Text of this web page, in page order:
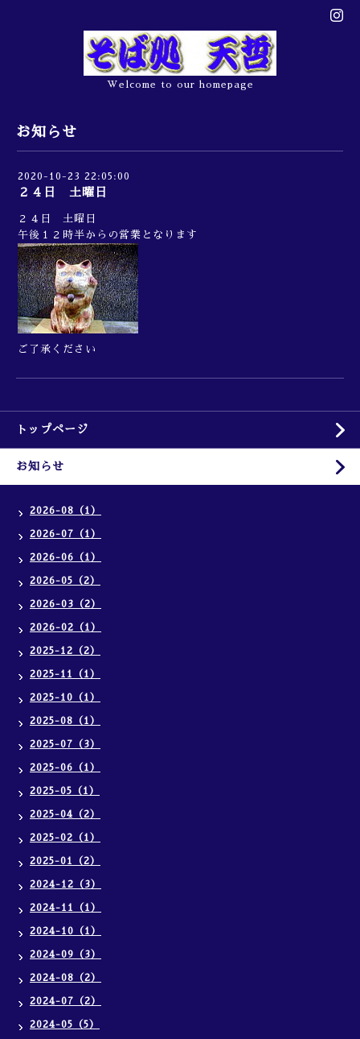
Welcome to our homepage
お知らせ
2020-10-23 22:05:00
２４日 土曜日
２４日 土曜日
午後１２時半からの営業となります
ご了承ください
トップページ
お知らせ
2026-08（1）
2026-07（1）
2026-06（1）
2026-05（2）
2026-03（2）
2026-02（1）
2025-12（2）
2025-11（1）
2025-10（1）
2025-08（1）
2025-07（3）
2025-06（1）
2025-05（1）
2025-04（2）
2025-02（1）
2025-01（2）
2024-12（3）
2024-11（1）
2024-10（1）
2024-09（3）
2024-08（2）
2024-07（2）
2024-05（5）